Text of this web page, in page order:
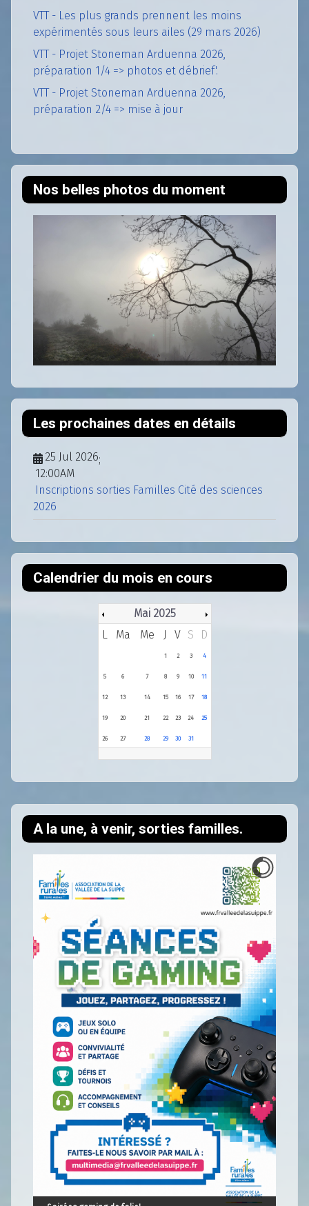
A la une, à venir, sorties familles.
VTT - Les plus grands prennent les moins
expérimentés sous leurs ailes (29 mars 2026)
VTT - Projet Stoneman Arduenna 2026,
préparation 1/4 => photos et débrief'.
VTT - Projet Stoneman Arduenna 2026,
préparation 2/4 => mise à jour
Nos belles photos du moment
Les prochaines dates en détails
25 Jul 2026;
12:00AM
Inscriptions sorties Familles Cité des sciences
2026
Calendrier du mois en cours
Mai 2025
L
Ma Me J V S D
1 2 3 4
5 6 7 8 9 10 11
12 13 14 15 16 17 18
19 20 21 22 23 24 25
26 27 28 29 30 31